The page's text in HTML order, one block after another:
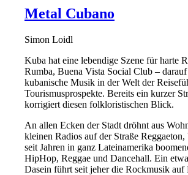
Metal Cubano
Simon Loidl
Kuba hat eine lebendige Szene für harte
Rumba, Buena Vista Social Club –
kubanische Musik in der Welt der
Tourismusprospekte. Bereits ein kurzer
korrigiert diesen folkloristischen Blick.
An allen Ecken der Stadt dröhnt aus
kleinen Radios auf der Straße
seit Jahren in ganz Lateinamerika
HipHop, Reggae und Dancehall. Ein
Dasein führt seit jeher die Rockmusik auf